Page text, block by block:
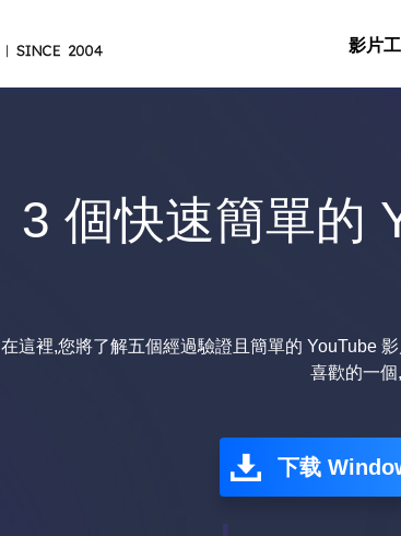
影片
3 個快速簡單的
在這裡,您將了解五個經過驗證且簡單的 YouTube
喜歡的一個
下载